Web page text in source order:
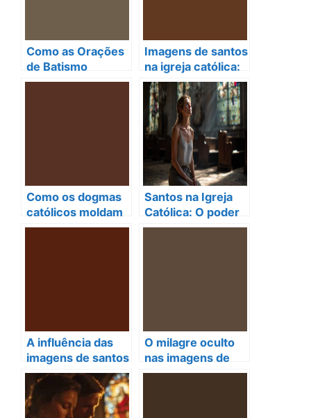
Como as Orações
de Batismo
Transformam
Imagens de santos
na igreja católica:
um caminho de fé
e amor
Como os dogmas
católicos moldam
nossas orações e
Santos na Igreja
Católica: O poder
oculto de suas
A influência das
imagens de santos
na vida das
pessoas: fé,
tradições e
O milagre oculto
nas imagens de
santos católicos